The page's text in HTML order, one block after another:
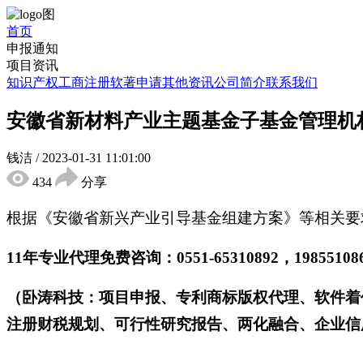
首页
申报通知
项目资讯
知识产权工商注册软著申请其他资讯公司简介联系我们
安徽省新材料产业主题基金子基金管理机
钱洁 / 2023-01-31 11:01:00
434
分享
根据《安徽省新兴产业引导基金组建方案》等相关
11年专业代理免费咨询：0551-65310892，
（卧涛科技：项目申报、专利商标版权代理、软件
注册财税规划、可行性研究报告、两化融合、企业